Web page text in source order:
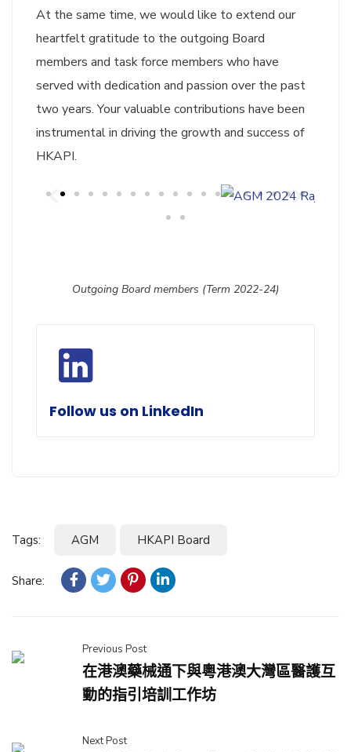
At the same time, we would like to extend our
heartfelt gratitude to the outgoing Board
members and task force members who have
served with dedication and passion over the past
two years. Your valuable contributions have been
instrumental in driving the growth and success of
HKAPI.
Outgoing Board members (Term 2022-24)
Follow us on LinkedIn
Tags: AGM HKAPI Board
Share:
Previous Post
在港澳藥械通下與粵港澳大灣區醫護互
動的指引培訓工作坊
Next Post